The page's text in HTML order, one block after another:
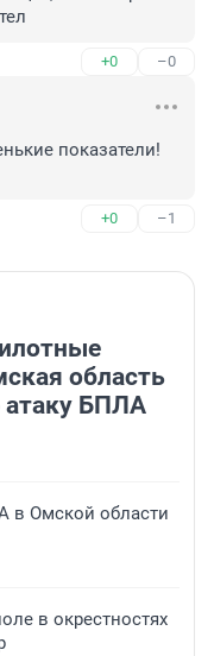
+0 –0
показатели!
+0 –1
область
БПЛА
в Омской области
в окрестностях